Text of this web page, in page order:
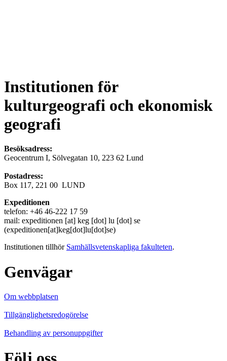
Institutionen för
kulturgeografi och ekonomisk
geografi
Besöksadress:
Geocentrum I, Sölvegatan 10, 223 62 Lund
Postadress:
Box 117, 221 00 LUND
Expeditionen
telefon: +46 46-222 17 59
mail: expeditionen [at] keg [dot] lu [dot] se
(expeditionen[at]keg[dot]lu[dot]se)
Institutionen tillhör Samhällsvetenskapliga fakulteten.
Genvägar
Om webbplatsen
Tillgänglighetsredogörelse
Behandling av personuppgifter